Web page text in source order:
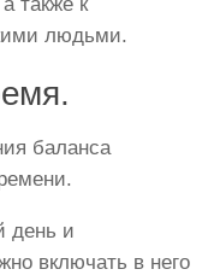
также к
людьми.
баланса
день и
включать в него